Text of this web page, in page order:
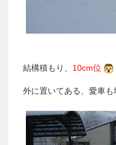
結構積もり、 10cm位
外に置いてある、愛車